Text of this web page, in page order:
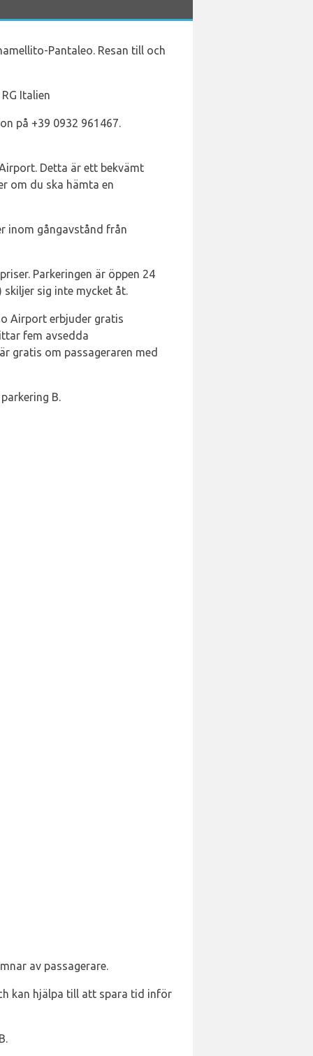
Pantaleo. Resan till och
Italien
på +39 0932 961467.
Detta är ett bekvämt
om du ska hämta en
inom gångavstånd från
Parkeringen är öppen 24
skiljer sig inte mycket åt.
Airport erbjuder gratis
fem avsedda
gratis om passageraren med
B.
av passagerare.
kan hjälpa till att spara tid inför